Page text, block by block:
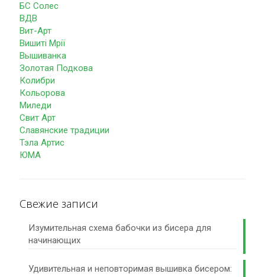
БС Солес
ВДВ
Вит-Арт
Вишиті Мрії
Вышиванка
Золотая Подкова
Колибри
Кольорова
Миледи
Свит Арт
Славянские традиции
Тэла Артис
ЮМА
Свежие записи
Изумительная схема бабочки из бисера для
начинающих
Удивительная и неповторимая вышивка бисером: